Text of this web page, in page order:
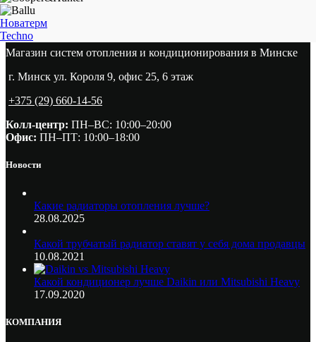
Новатерм
Techno
Магазин систем отопления и кондиционирования в Минске
г. Минск ул. Короля 9, офис 25, 6 этаж
+375 (29) 660-14-56
Колл-центр: ПН–ВС: 10:00–20:00​
Офис: ПН–ПТ: 10:00–18:00
Новости
Какие радиаторы отопления лучше?
28.08.2025
Какой трубчатый радиатор ставят у себя дома продавцы
10.08.2021
Какой кондиционер лучше Daikin или Mitsubishi Heavy
17.09.2020
КОМПАНИЯ